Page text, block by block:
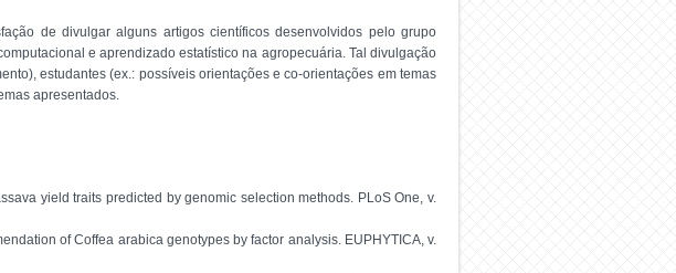
de divulgar alguns artigos científicos desenvolvidos pelo grupo
e aprendizado estatístico na agropecuária. Tal divulgação
estudantes (ex.: possíveis orientações e co-orientações em temas
apresentados.
yield traits predicted by genomic selection methods. PLoS One, v.
of Coffea arabica genotypes by factor analysis. EUPHYTICA, v.